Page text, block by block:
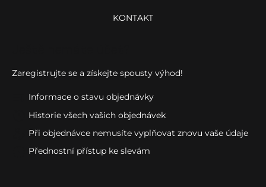
KONTAKT
Zaregistrujte se a získejte spousty výhod!
Informace o stavu objednávky
Historie všech vašich objednávek
Při objednávce nemusíte vyplňovat znovu vaše údaje
Přednostní přístup ke slevám